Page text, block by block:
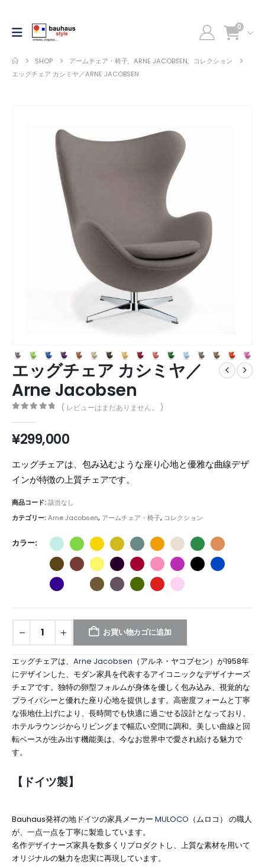
0
SHOP アームチェア・椅子, ARNE JACOBSEN, コレクション
エッグチェア カシミヤ／ARNE JACOBSEN
エッグチェア カシミヤ／
Arne Jacobsen
( レビューはまだありません。 )
¥299,000
エッグチェアは、包み込むような座り心地と優雅な曲線デザ
インが特徴の上質チェアです。
商品コード:該当なし
カテゴリー:Arne Jacobsen, アームチェア・椅子, コレクション
カラー
お買い物カゴに追加
エッグチェアは、 Arne Jacobsen （アルネ・ヤコブセン）が1958年
にデザインした、モダン家具を代表するアイコニックなデザイナーズ
チェアです。独特の卵型フォルムが身体を優しく包み込み、視覚的な
プライバシーと優れた座り心地を提供します。高密度フォームと丁寧
な張地仕上げにより、長時間でも快適に過ごせる設計となっており、
ホテルラウンジからリビングまで幅広い空間に調和。美しい曲線と回
転ベースが生み出す機能美は、今なお世界中で愛され続ける魅力で
す。
【ドイツ製】
Bauhaus発祥の地ドイツの家具メーカー MULOCO （ムロコ） の職人
が、一点一点を丁寧に製造しています。
名作デザイナーズ家具を数多くリプロダクトし、上質な素材を用いて
オリジナルの魅力を忠実に再現しています。